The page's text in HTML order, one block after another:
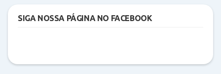
SIGA NOSSA PÁGINA NO FACEBOOK